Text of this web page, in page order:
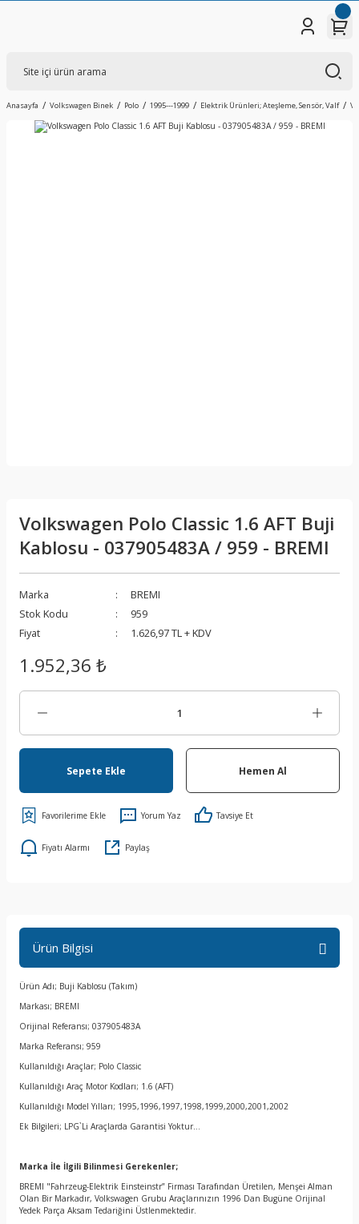
Anasayfa Volkswagen Binek Polo 1995---1999 Elektrik Ürünleri; Ateşleme, Sensör, Valf
Volkswagen Polo Classic 1.6 AFT Buji
Kablosu - 037905483A / 959 - BREMI
Marka
BREMI
Stok Kodu
959
Fiyat
1.626,97 TL + KDV
1.952,36 ₺
Sepete Ekle Hemen Al
Yorum Yaz Tavsiye Et
Fiyatı Alarmı Paylaş
Ürün Bilgisi
Ürün Adı; Buji Kablosu (Takım)
Markası; BREMI
Orijinal Referansı; 037905483A
Marka Referansı; 959
Kullanıldığı Araçlar; Polo Classic
Kullanıldığı Araç Motor Kodları; 1.6 (AFT)
Kullanıldığı Model Yılları; 1995,1996,1997,1998,1999,2000,2001,2002
Ek Bilgileri; LPG`Li Araçlarda Garantisi Yoktur…
Marka İle İlgili Bilinmesi Gerekenler;
BREMI "Fahrzeug-Elektrik Einsteinstr” Firması Tarafından Üretilen, Menşei Alman
Olan Bir Markadır, Volkswagen Grubu Araçlarınızın 1996 Dan Bugüne Orijinal
Yedek Parça Aksam Tedariğini Üstlenmektedir.